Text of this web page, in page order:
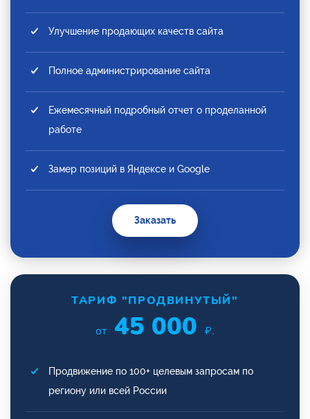
Улучшение продающих качеств сайта
Полное администрирование сайта
Ежемесячный подробный отчет о проделанной
работе
Замер позиций в Яндексе и Google
Заказать
ТАРИФ "ПРОДВИНУТЫЙ"
от 45 000 ₽.
Продвижение по 100+ целевым запросам по
региону или всей России